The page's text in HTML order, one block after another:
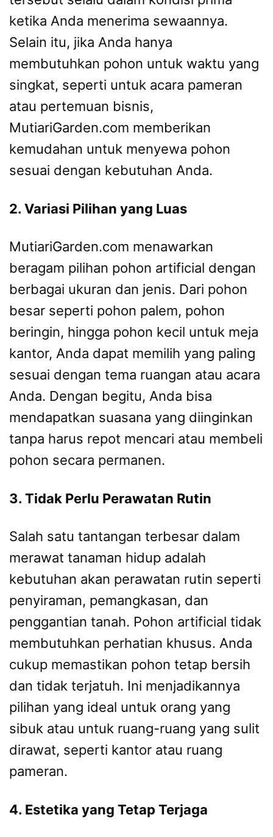
ketika Anda menerima sewaannya.
Selain itu, jika Anda hanya
membutuhkan pohon untuk waktu yang
singkat, seperti untuk acara pameran
atau pertemuan bisnis,
MutiariGarden.com memberikan
kemudahan untuk menyewa pohon
sesuai dengan kebutuhan Anda.
2. Variasi Pilihan yang Luas
MutiariGarden.com menawarkan
beragam pilihan pohon artificial dengan
berbagai ukuran dan jenis. Dari pohon
besar seperti pohon palem, pohon
beringin, hingga pohon kecil untuk meja
kantor, Anda dapat memilih yang paling
sesuai dengan tema ruangan atau acara
Anda. Dengan begitu, Anda bisa
mendapatkan suasana yang diinginkan
tanpa harus repot mencari atau membeli
pohon secara permanen.
3. Tidak Perlu Perawatan Rutin
Salah satu tantangan terbesar dalam
merawat tanaman hidup adalah
kebutuhan akan perawatan rutin seperti
penyiraman, pemangkasan, dan
penggantian tanah. Pohon artificial tidak
membutuhkan perhatian khusus. Anda
cukup memastikan pohon tetap bersih
dan tidak terjatuh. Ini menjadikannya
pilihan yang ideal untuk orang yang
sibuk atau untuk ruang-ruang yang sulit
dirawat, seperti kantor atau ruang
pameran.
4. Estetika yang Tetap Terjaga